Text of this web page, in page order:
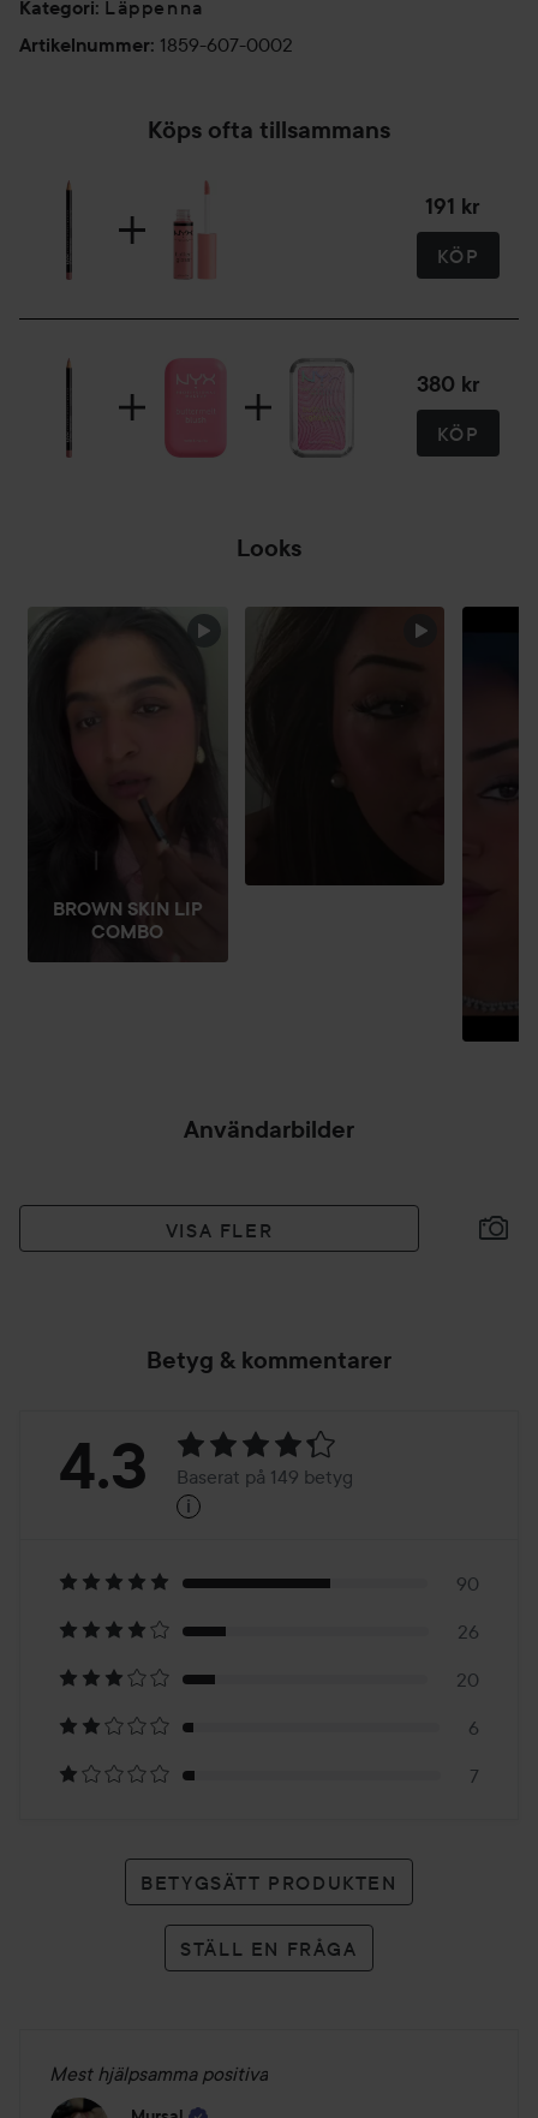
Kategori: Läppenna
Artikelnummer: 1859-607-0002
Köps ofta tillsammans
191 kr
KÖP
380 kr
KÖP
Looks
HOPPA ÖVER SEKTIONEN
BROWN SKIN LIP
COMBO
Användarbilder
VISA FLER
Betyg & kommentarer
Betyg:
Baserat
på
149
betyg
4.3 Baserat på 149 betyg
i
90
26
20
6
7
BETYGSÄTT PRODUKTEN
STÄLL EN FRÅGA
Mest hjälpsamma positiva